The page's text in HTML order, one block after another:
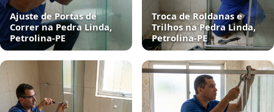
Ajuste de Portas de
Correr na Pedra Linda,
Petrolina‑PE
Troca de Roldanas e
Trilhos na Pedra Linda,
Petrolina‑PE